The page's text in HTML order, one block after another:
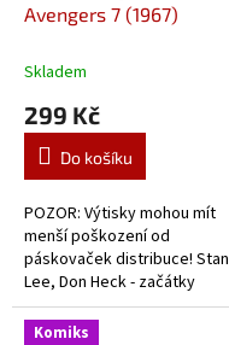
Avengers 7 (1967)
Skladem
299 Kč
Do košíku
POZOR: Výtisky mohou mít
menší poškození od
páskovaček distribuce! Stan
Lee, Don Heck - začátky
Avengers
Komiks